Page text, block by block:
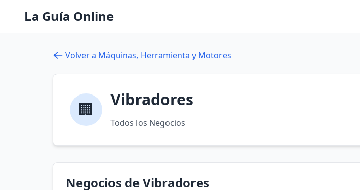
La Guía Online
Volver a Máquinas, Herramienta y Motores
🏢 Vibradores
Todos los Negocios
Negocios de Vibradores